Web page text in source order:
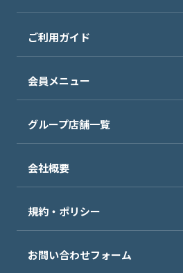
ご利用ガイド
会員メニュー
グループ店舗一覧
会社概要
規約・ポリシー
お問い合わせフォーム